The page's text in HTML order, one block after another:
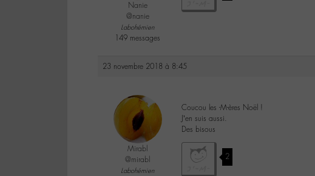
Nanie
@nanie
Labohémien
149 messages
23 novembre 2018 à 8:45
Mirabl
@mirabl
Labohémien
Coucou les -M-ères Noël !
J’en suis aussi.
Des bisous
2